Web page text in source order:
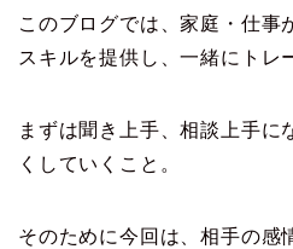
このブログでは、家庭・仕事
スキルを提供し、一緒にトレ
まずは聞き上手、相談上手に
くしていくこと。
そのために今回は、相手の感